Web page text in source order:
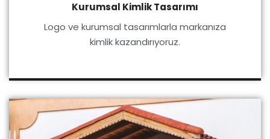
Kurumsal Kimlik Tasarımı
Logo ve kurumsal tasarımlarla markanıza
kimlik kazandırıyoruz.